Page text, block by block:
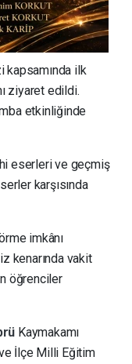
kapsamında ilk
ziyaret edildi.
etkinliğinde
eserleri ve geçmiş
karşısında
imkânı
kenarında vakit
öğrenciler
Kaymakamı
İlçe Milli Eğitim